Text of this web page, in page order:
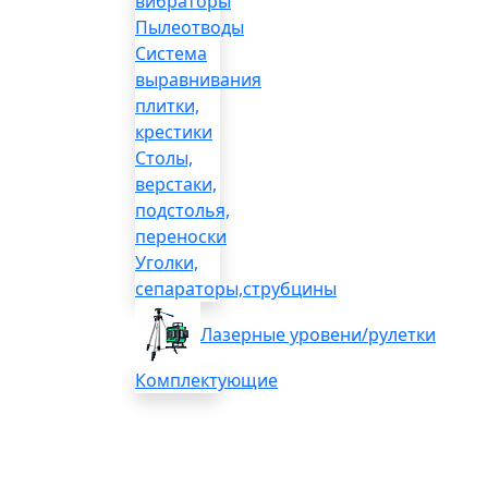
Пылеотводы
Система
выравнивания
плитки,
крестики
Столы,
верстаки,
подстолья,
переноски
Уголки,
сепараторы,струбцины
Лазерные уровени/рулетки
Комплектующие